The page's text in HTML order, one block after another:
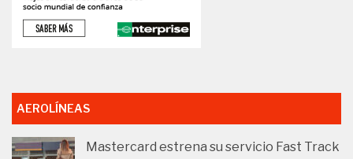
AEROLÍNEAS
Mastercard estrena su servicio Fast Track